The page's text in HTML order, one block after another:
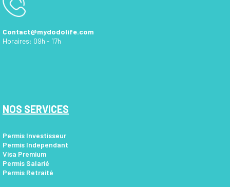
Contact@mydodolife.com
Horaires: 09h - 17h
NOS SERVICES
Permis Investisseur
Permis Independant
Visa Premium
Permis Salarié
Permis Retraité